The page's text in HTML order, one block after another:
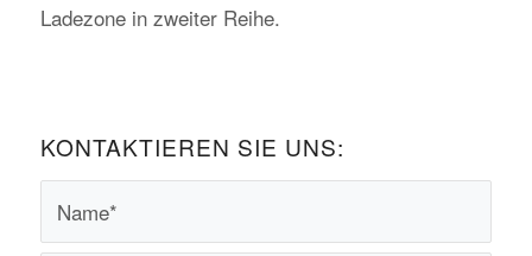
Ladezone in zweiter Reihe.
KONTAKTIEREN SIE UNS: